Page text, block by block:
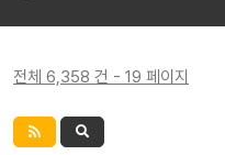
전체 6,358 건 - 19 페이지